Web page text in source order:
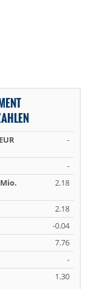
-
-
2.18
2.18
-0.04
7.76
-
1.30